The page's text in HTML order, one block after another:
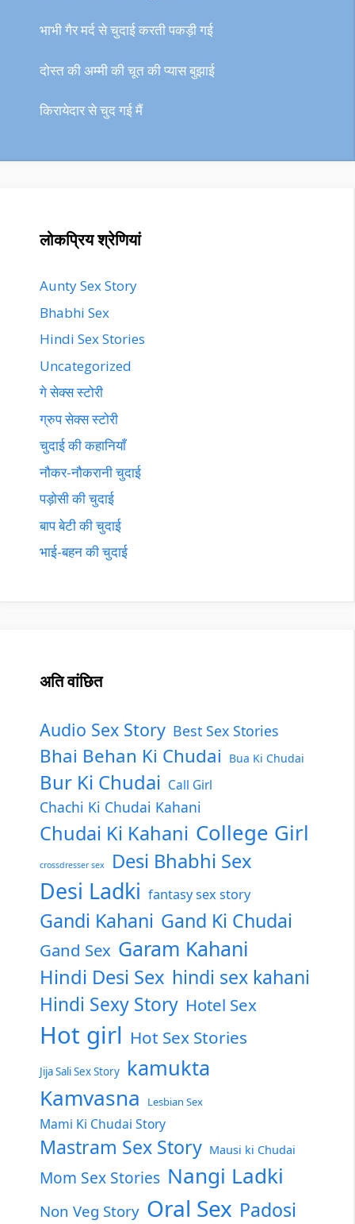
भाभी गैर मर्द से चुदाई करती पकड़ी गई
दोस्त की अम्मी की चूत की प्यास बुझाई
किरायेदार से चुद गई मैं
लोकप्रिय श्रेणियां
Aunty Sex Story
Bhabhi Sex
Hindi Sex Stories
Uncategorized
गे सेक्स स्टोरी
ग्रुप सेक्स स्टोरी
चुदाई की कहानियाँ
नौकर-नौकरानी चुदाई
पड़ोसी की चुदाई
बाप बेटी की चुदाई
भाई-बहन की चुदाई
अति वांछित
Audio Sex Story Best Sex Stories
Bhai Behan Ki Chudai Bua Ki Chudai
Bur Ki Chudai Call Girl
Chachi Ki Chudai Kahani
Chudai Ki Kahani College Girl
crossdresser sex Desi Bhabhi Sex
Desi Ladki fantasy sex story
Gandi Kahani Gand Ki Chudai
Gand Sex Garam Kahani
Hindi Desi Sex hindi sex kahani
Hindi Sexy Story Hotel Sex
Hot girl Hot Sex Stories
Jija Sali Sex Story kamukta
Kamvasna Lesbian Sex
Mami Ki Chudai Story
Mastram Sex Story Mausi ki Chudai
Mom Sex Stories Nangi Ladki
Non Veg Story Oral Sex Padosi